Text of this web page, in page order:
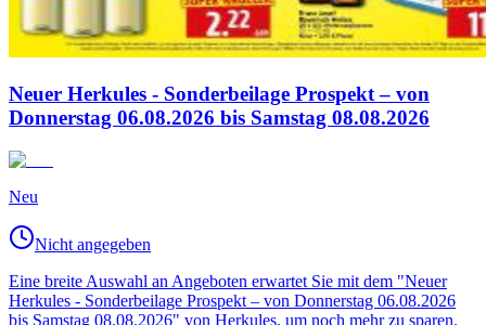
Neuer Herkules - Sonderbeilage Prospekt – von
Donnerstag 06.08.2026 bis Samstag 08.08.2026
Neu
Nicht angegeben
Eine breite Auswahl an Angeboten erwartet Sie mit dem "Neuer
Herkules - Sonderbeilage Prospekt – von Donnerstag 06.08.2026
bis Samstag 08.08.2026" von Herkules, um noch mehr zu sparen.